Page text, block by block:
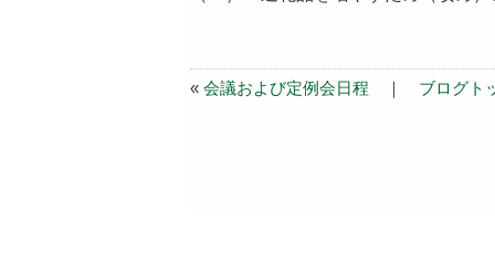
« 会議および定例会日程 ｜ ブログト